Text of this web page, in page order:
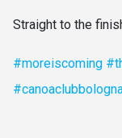
Straight to the
#moreiscoming